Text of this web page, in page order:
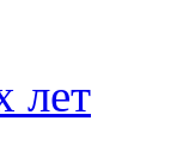
лет